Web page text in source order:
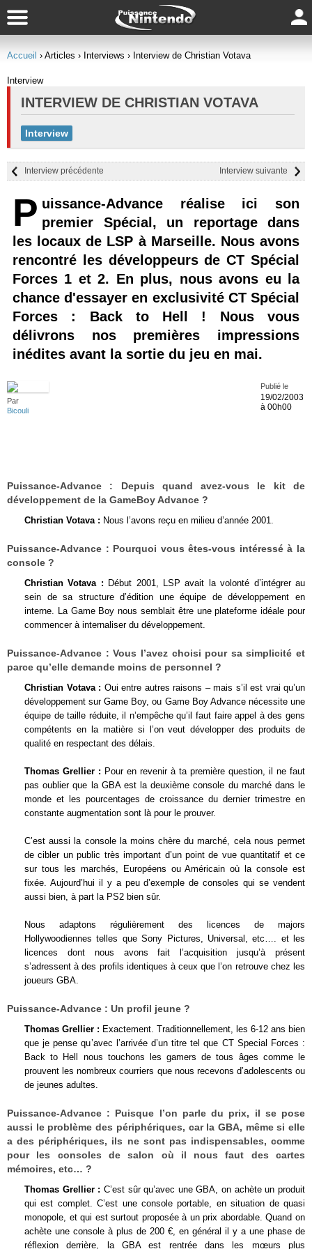
Accueil › Articles › Interviews › Interview de Christian Votava
Interview
INTERVIEW DE CHRISTIAN VOTAVA
Interview
Interview suivante
Interview précédente
P uissance-Advance réalise ici son
premier Spécial, un reportage dans
les locaux de LSP à Marseille. Nous avons
rencontré les développeurs de CT Spécial
Forces 1 et 2. En plus, nous avons eu la
chance d'essayer en exclusivité CT Spécial
Forces : Back to Hell ! Nous vous
délivrons nos premières impressions
inédites avant la sortie du jeu en mai.
Par
Bicouli
Publié le
19/02/2003
à 00h00
Puissance-Advance : Depuis quand avez-vous le kit de
développement de la GameBoy Advance ?
Christian Votava : Nous l’avons reçu en milieu d’année 2001.
Puissance-Advance : Pourquoi vous êtes-vous intéressé à la
console ?
Christian Votava : Début 2001, LSP avait la volonté d’intégrer au
sein de sa structure d’édition une équipe de développement en
interne. La Game Boy nous semblait être une plateforme idéale pour
commencer à internaliser du développement.
Puissance-Advance : Vous l’avez choisi pour sa simplicité et
parce qu’elle demande moins de personnel ?
Christian Votava : Oui entre autres raisons – mais s’il est vrai qu’un
développement sur Game Boy, ou Game Boy Advance nécessite une
équipe de taille réduite, il n’empêche qu’il faut faire appel à des gens
compétents en la matière si l’on veut développer des produits de
qualité en respectant des délais.
Thomas Grellier : Pour en revenir à ta première question, il ne faut
pas oublier que la GBA est la deuxième console du marché dans le
monde et les pourcentages de croissance du dernier trimestre en
constante augmentation sont là pour le prouver.
C’est aussi la console la moins chère du marché, cela nous permet
de cibler un public très important d’un point de vue quantitatif et ce
sur tous les marchés, Européens ou Américain où la console est
fixée. Aujourd’hui il y a peu d’exemple de consoles qui se vendent
aussi bien, à part la PS2 bien sûr.
Nous adaptons régulièrement des licences de majors
Hollywoodiennes telles que Sony Pictures, Universal, etc…. et les
licences dont nous avons fait l’acquisition jusqu’à présent
s’adressent à des profils identiques à ceux que l’on retrouve chez les
joueurs GBA.
Puissance-Advance : Un profil jeune ?
Thomas Grellier : Exactement. Traditionnellement, les 6-12 ans bien
que je pense qu’avec l’arrivée d’un titre tel que CT Special Forces :
Back to Hell nous touchons les gamers de tous âges comme le
prouvent les nombreux courriers que nous recevons d’adolescents ou
de jeunes adultes.
Puissance-Advance : Puisque l’on parle du prix, il se pose
aussi le problème des périphériques, car la GBA, même si elle
a des périphériques, ils ne sont pas indispensables, comme
pour les consoles de salon où il nous faut des cartes
mémoires, etc… ?
Thomas Grellier : C’est sûr qu’avec une GBA, on achète un produit
qui est complet. C’est une console portable, en situation de quasi
monopole, et qui est surtout proposée à un prix abordable. Quand on
achète une console à plus de 200 €, en général il y a une phase de
réflexion derrière, la GBA est rentrée dans les mœurs plus